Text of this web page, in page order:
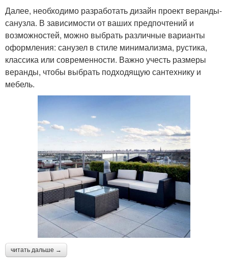
Далее, необходимо разработать дизайн проект веранды-
санузла. В зависимости от ваших предпочтений и
возможностей, можно выбрать различные варианты
оформления: санузел в стиле минимализма, рустика,
классика или современности. Важно учесть размеры
веранды, чтобы выбрать подходящую сантехнику и
мебель.
читать дальше →